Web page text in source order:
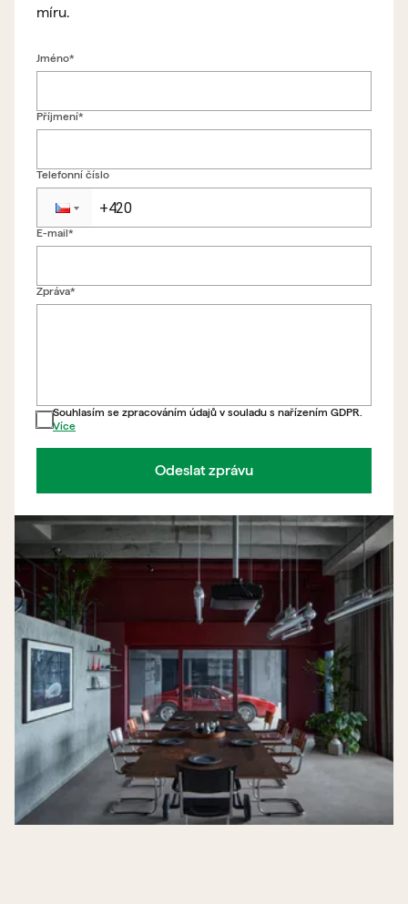
míru.
Zpět na formulář
Jméno*
Příjmení*
Telefonní číslo
E-mail*
Zpráva*
Souhlasím se zpracováním údajů v souladu s nařízením GDPR.
Více
Odeslat zprávu